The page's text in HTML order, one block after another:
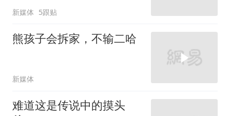
新媒体 5跟贴
熊孩子会拆家，不输二哈
新媒体
难道这是传说中的摸头